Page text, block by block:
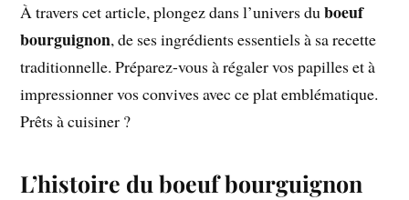
À travers cet article, plongez dans l’univers duboeuf
bourguignon, de ses ingrédients essentiels à sa recette
traditionnelle. Préparez-vous à régaler vos papilles et à
impressionner vos convives avec ce plat emblématique.
Prêts à cuisiner ?
L’histoire du boeuf bourguignon